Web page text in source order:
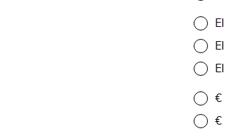
€
€